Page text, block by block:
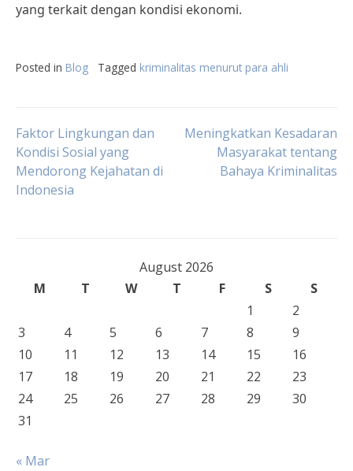
yang terkait dengan kondisi ekonomi.
Posted in Blog Tagged kriminalitas menurut para ahli
Post
navigation
Faktor Lingkungan dan
Kondisi Sosial yang
Mendorong Kejahatan di
Indonesia
Meningkatkan Kesadaran
Masyarakat tentang
Bahaya Kriminalitas
August 2026
M
T W T F S
S
1
2
3
4 5 6 7 8
9
10
11 12 13 14 15
16
17
18 19 20 21 22
23
24
25 26 27 28 29
30
31
« Mar